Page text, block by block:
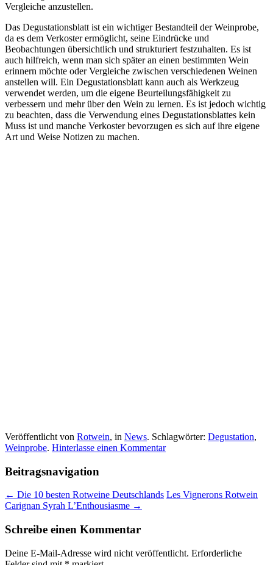
Vergleiche anzustellen.
Das Degustationsblatt ist ein wichtiger Bestandteil der Weinprobe,
da es dem Verkoster ermöglicht, seine Eindrücke und
Beobachtungen übersichtlich und strukturiert festzuhalten. Es ist
auch hilfreich, wenn man sich später an einen bestimmten Wein
erinnern möchte oder Vergleiche zwischen verschiedenen Weinen
anstellen will. Ein Degustationsblatt kann auch als Werkzeug
verwendet werden, um die eigene Beurteilungsfähigkeit zu
verbessern und mehr über den Wein zu lernen. Es ist jedoch wichtig
zu beachten, dass die Verwendung eines Degustationsblattes kein
Muss ist und manche Verkoster bevorzugen es sich auf ihre eigene
Art und Weise Notizen zu machen.
Veröffentlicht von Rotwein, in News. Schlagwörter: Degustation,
Weinprobe. Hinterlasse einen Kommentar
Beitragsnavigation
← Die 10 besten Rotweine Deutschlands Les Vignerons Rotwein
Carignan Syrah L’Enthousiasme →
Schreibe einen Kommentar
Deine E-Mail-Adresse wird nicht veröffentlicht. Erforderliche